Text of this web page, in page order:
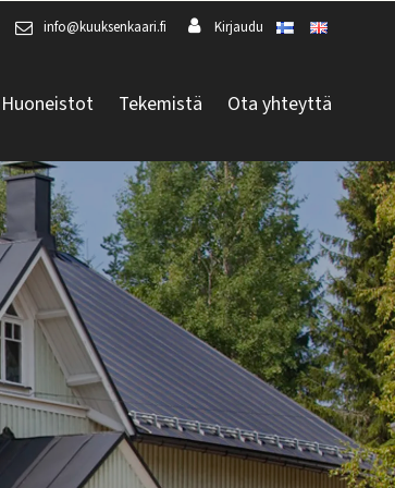
info@kuuksenkaari.fi Kirjaudu
Huoneistot Tekemistä Ota yhteyttä